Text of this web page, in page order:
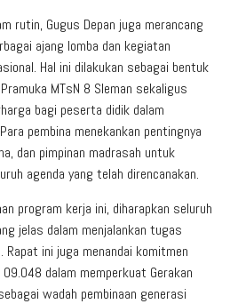
rutin, Gugus Depan juga merancang
ajang lomba dan kegiatan
Hal ini dilakukan sebagai bentuk
MTsN 8 Sleman sekaligus
bagi peserta didik dalam
pembina menekankan pentingnya
dan pimpinan madrasah untuk
agenda yang telah direncanakan.
program kerja ini, diharapkan seluruh
jelas dalam menjalankan tugas
ini juga menandai komitmen
dalam memperkuat Gerakan
wadah pembinaan generasi